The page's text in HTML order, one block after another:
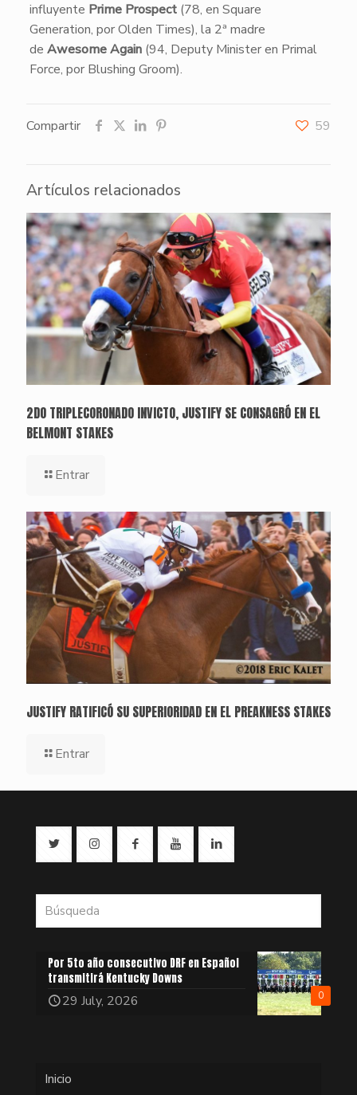
influyente Prime Prospect(78, en Square
Generation, por Olden Times), la 2ª madre
de Awesome Again(94, Deputy Minister en Primal
Force, por Blushing Groom).
Compartir 59
Artículos relacionados
2DO TRIPLECORONADO INVICTO, JUSTIFY SE CONSAGRÓ EN EL
BELMONT STAKES
Entrar
JUSTIFY RATIFICÓ SU SUPERIORIDAD EN EL PREAKNESS STAKES
Entrar
0
Por 5to año consecutivo DRF en Español
transmitirá Kentucky Downs
29 July, 2026
Inicio